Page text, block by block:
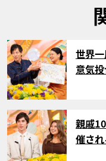
サムネイ
世界
意気
サムネイ
親戚
催さ